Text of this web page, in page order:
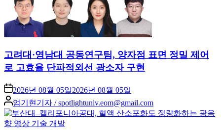
고려대·영남대 공동연구팀, 양자점 표면 정밀 제어
로 고효율 단파적외선 광소자 구현
2026년 08월 05일2026년 08월 05일
Posted
by
엄기현기자 / spotlightuniv.eom@gmail.com